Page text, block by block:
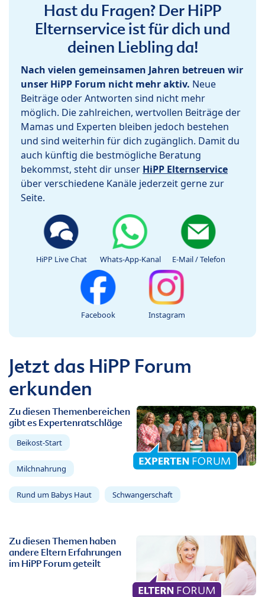
Hast du Fragen? Der HiPP
Elternservice ist für dich und
deinen Liebling da!
Nach vielen gemeinsamen Jahren betreuen wir
unser HiPP Forum nicht mehr aktiv. Neue
Beiträge oder Antworten sind nicht mehr
möglich. Die zahlreichen, wertvollen Beiträge der
Mamas und Experten bleiben jedoch bestehen
und sind weiterhin für dich zugänglich. Damit du
auch künftig die bestmögliche Beratung
bekommst, steht dir unser HiPP Elternservice
über verschiedene Kanäle jederzeit gerne zur
Seite.
HiPP Live Chat Whats-App-Kanal E-Mail / Telefon
Facebook Instagram
Jetzt das HiPP Forum
erkunden
Zu diesen Themenbereichen
gibt es Expertenratschläge
Beikost-Start
Milchnahrung
Rund um Babys Haut Schwangerschaft
Zu diesen Themen haben
andere Eltern Erfahrungen
im HiPP Forum geteilt